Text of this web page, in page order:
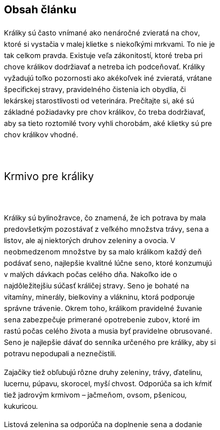
Obsah článku
Králiky sú často vnímané ako nenáročné zvieratá na chov,
ktoré si vystačia v malej klietke s niekoľkými mrkvami. To nie je
tak celkom pravda. Existuje veľa zákonitostí, ktoré treba pri
chove králikov dodržiavať a netreba ich podceňovať. Králiky
vyžadujú toľko pozornosti ako akékoľvek iné zvieratá, vrátane
špecifickej stravy, pravidelného čistenia ich obydlia, či
lekárskej starostlivosti od veterinára. Prečítajte si, aké sú
základné požiadavky pre chov králikov, čo treba dodržiavať,
aby sa tieto roztomilé tvory vyhli chorobám, aké klietky sú pre
chov králikov vhodné.
Krmivo pre králiky
Králiky sú bylinožravce, čo znamená, že ich potrava by mala
predovšetkým pozostávať z veľkého množstva trávy, sena a
listov, ale aj niektorých druhov zeleniny a ovocia. V
neobmedzenom množstve by sa malo králikom každý deň
podávať seno, najlepšie kvalitné lúčne seno, ktoré konzumujú
v malých dávkach počas celého dňa. Nakoľko ide o
najdôležitejšiu súčasť králičej stravy. Seno je bohaté na
vitamíny, minerály, bielkoviny a vlákninu, ktorá podporuje
správne trávenie. Okrem toho, králikom pravidelné žuvanie
sena zabezpečuje primerané opotrebenie zubov, ktoré im
rastú počas celého života a musia byť pravidelne obrusované.
Seno je najlepšie dávať do senníka určeného pre králiky, aby si
potravu nepodupali a neznečistili.
Zajačiky tiež obľubujú rôzne druhy zeleniny, trávy, ďatelinu,
lucernu, púpavu, skorocel, myší chvost. Odporúča sa ich kŕmiť
tiež jadrovým krmivom – jačmeňom, ovsom, pšenicou,
kukuricou.
Listová zelenina sa odporúča na doplnenie sena a dodanie